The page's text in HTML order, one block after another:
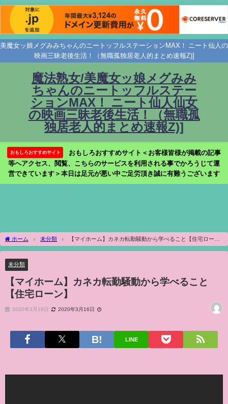
美魔女ッ娘メグみみちゃんのニートッフルステーションMAX！ ニート仙人の
映画三昧老後生活！（無職孤独居老人的まとめ速報Z)]
魔法熟女/美魔女ッ娘メグみみ
ちゃんのニートッフルステー
ションMAX！ ニート仙人仙女
の映画三昧老後生活！（無職孤
独居老人的まとめ速報Z)]
おもしろおすすめサイト
おもしろおすすめサイト＜お客様皆様が掲載の記事
等へアクセス、閲覧、こちらのサービスを利用される事でかろうじて運
営できています＞本日は足元が悪い中ご足労頂き誠に有難うございます
ホーム 未分類
【マイホーム】カネカ転勤騒動から学べること【住宅ロー
ン】
未分類
【マイホーム】カネカ転勤騒動から学べること
【住宅ローン】
2020年3月16日 2020年3月16日
LINE